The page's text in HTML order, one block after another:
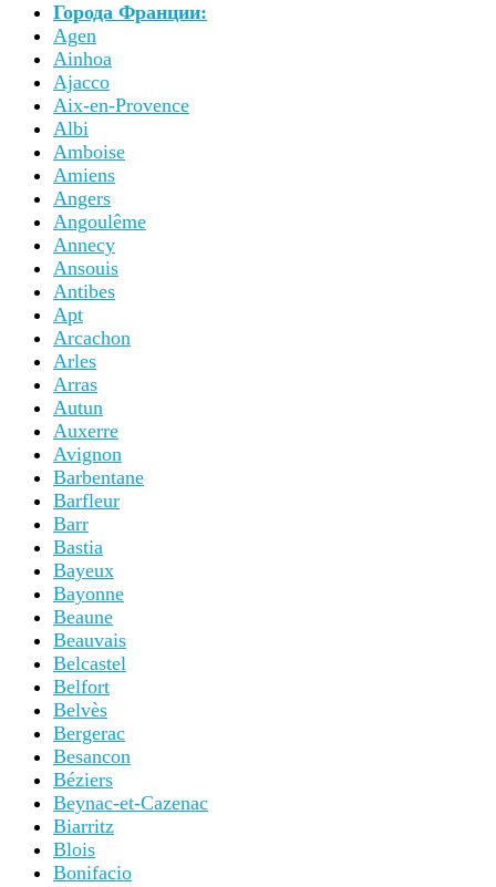
Города Франции:
Agen
Ainhoa
Ajacco
Aix-en-Provence
Albi
Amboise
Amiens
Angers
Angoulême
Annecy
Ansouis
Antibes
Apt
Arcachon
Arles
Arras
Autun
Auxerre
Avignon
Barbentane
Barfleur
Barr
Bastia
Bayeux
Bayonne
Beaune
Beauvais
Belcastel
Belfort
Belvès
Bergerac
Besancon
Béziers
Beynac-et-Cazenac
Biarritz
Blois
Bonifacio